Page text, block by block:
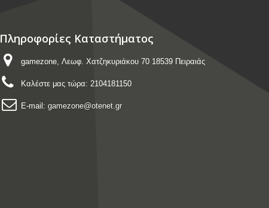
Πληροφορίες Καταστήματος
gamezone, Λεωφ. Χατζηκυριάκου 70 18539 Πειραιάς
Καλέστε μας τώρα: 2104181150
E-mail: gamezone@otenet.gr